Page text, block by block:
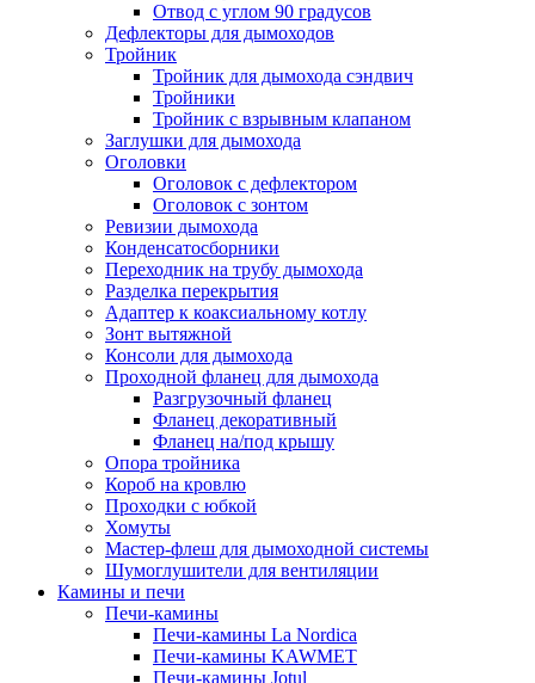
Отвод с углом 90 градусов
Дефлекторы для дымоходов
Тройник
Тройник для дымохода сэндвич
Тройники
Тройник с взрывным клапаном
Заглушки для дымохода
Оголовки
Оголовок с дефлектором
Оголовок с зонтом
Ревизии дымохода
Конденсатосборники
Переходник на трубу дымохода
Разделка перекрытия
Адаптер к коаксиальному котлу
Зонт вытяжной
Консоли для дымохода
Проходной фланец для дымохода
Разгрузочный фланец
Фланец декоративный
Фланец на/под крышу
Опора тройника
Короб на кровлю
Проходки с юбкой
Хомуты
Мастер-флеш для дымоходной системы
Шумоглушители для вентиляции
Камины и печи
Печи-камины
Печи-камины La Nordica
Печи-камины KAWMET
Печи-камины Jotul